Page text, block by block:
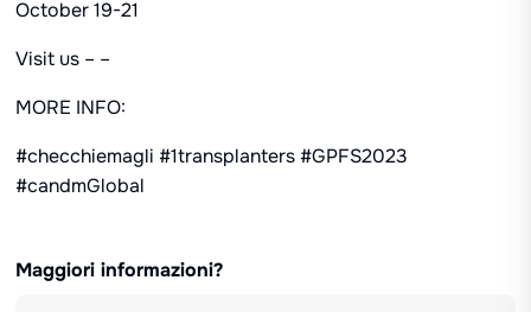
October 19-21
Visit us – –
MORE INFO:
#checchiemagli #1transplanters #GPFS2023
#candmGlobal
Maggiori informazioni?